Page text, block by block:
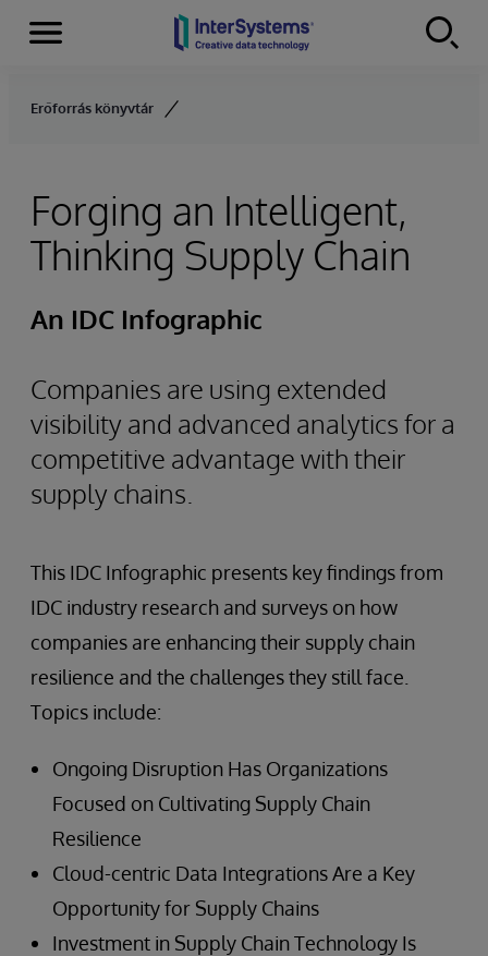
Skip to content
Menu
Erőforrás könyvtár
Forging an Intelligent,
Thinking Supply Chain
An IDC Infographic
Companies are using extended
visibility and advanced analytics for a
competitive advantage with their
supply chains.
This IDC Infographic presents key findings from
IDC industry research and surveys on how
companies are enhancing their supply chain
resilience and the challenges they still face.
Topics include:
Ongoing Disruption Has Organizations
Focused on Cultivating Supply Chain
Resilience
Cloud-centric Data Integrations Are a Key
Opportunity for Supply Chains
Investment in Supply Chain Technology Is